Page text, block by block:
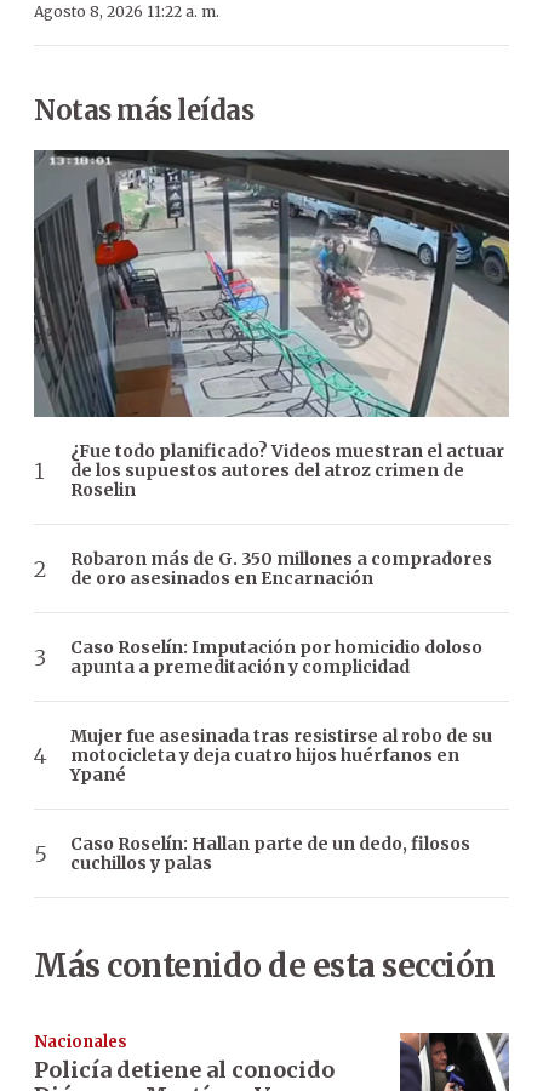
Agosto 8, 2026 11:22 a. m.
Notas más leídas
¿Fue todo planificado? Videos muestran el actuar
de los supuestos autores del atroz crimen de
Roselin
Robaron más de G. 350 millones a compradores
de oro asesinados en Encarnación
Caso Roselín: Imputación por homicidio doloso
apunta a premeditación y complicidad
Mujer fue asesinada tras resistirse al robo de su
motocicleta y deja cuatro hijos huérfanos en
Ypané
Caso Roselín: Hallan parte de un dedo, filosos
cuchillos y palas
Más contenido de esta sección
Nacionales
Policía detiene al conocido